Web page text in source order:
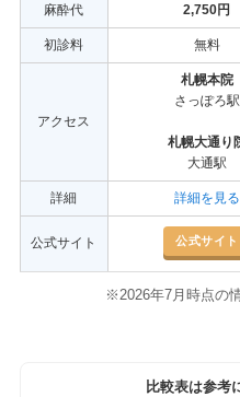
麻酔代 2,750円
初診料 無料
アクセス
札幌本院
さっぽろ駅
札幌大通り
大通駅
詳細 詳細を見る
公式サイト 公式サイト
※2026年7月時点の
比較表は参考